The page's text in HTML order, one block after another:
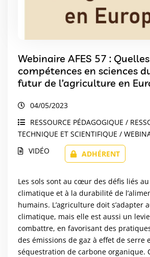
Webinaire AFES 57 : Quelles
compétences en sciences
futur de l’agriculture en
04/05/2023
RESSOURCE PÉDAGOGIQUE /
TECHNIQUE ET SCIENTIFIQUE /
VIDÉO
ADHÉRENT
Les sols sont au cœur des défis liés
climatique et à la durabilité de
humains. L’agriculture doit s’adapter
climatique, mais elle est aussi un
combattre, en favorisant des
des émissions de gaz à effet de serre
séquestration de carbone organique.